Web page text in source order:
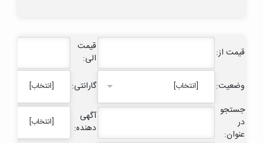
قیمت از:
قیمت
الی:
وضعیت:
[انتخاب] گارانتی: [انتخاب]
جستجو
در
عنوان:
آگهی
دهنده:
[انتخاب]